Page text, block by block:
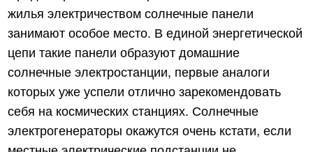
жилья электричеством солнечные панели
занимают особое место. В единой энергетической
цепи такие панели образуют домашние
солнечные электростанции, первые аналоги
которых уже успели отлично зарекомендовать
себя на космических станциях. Солнечные
электрогенераторы окажутся очень кстати, если